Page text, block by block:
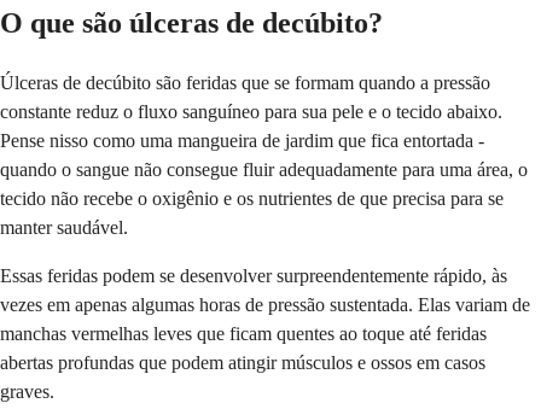
O que são úlceras de decúbito?
Úlceras de decúbito são feridas que se formam quando a pressão
constante reduz o fluxo sanguíneo para sua pele e o tecido abaixo.
Pense nisso como uma mangueira de jardim que fica entortada -
quando o sangue não consegue fluir adequadamente para uma área, o
tecido não recebe o oxigênio e os nutrientes de que precisa para se
manter saudável.
Essas feridas podem se desenvolver surpreendentemente rápido, às
vezes em apenas algumas horas de pressão sustentada. Elas variam de
manchas vermelhas leves que ficam quentes ao toque até feridas
abertas profundas que podem atingir músculos e ossos em casos
graves.